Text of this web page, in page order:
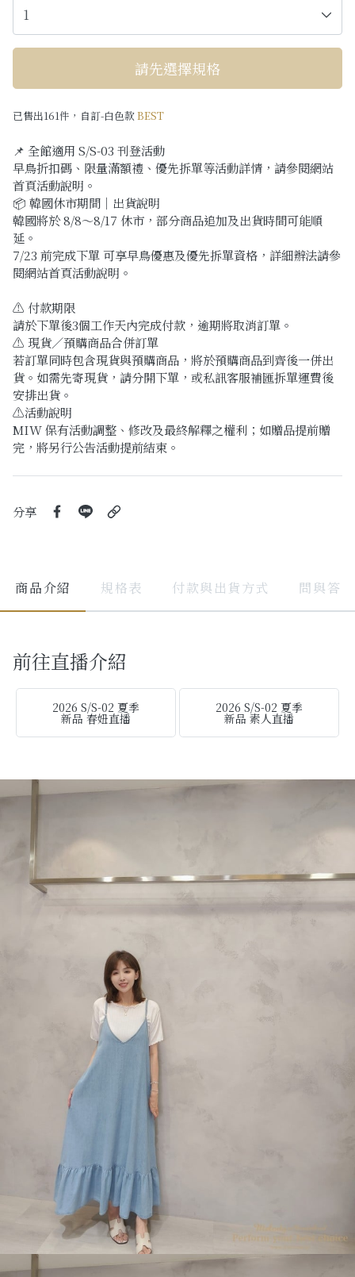
請先選擇規格
已售出161件，自訂-白色款BEST
📌 全館適用 S/S-03 刊登活動
早鳥折扣碼、限量滿額禮、優先拆單等活動詳情，請參閱網站
首頁活動說明。
📦 韓國休市期間｜出貨說明
韓國將於 8/8～8/17 休市，部分商品追加及出貨時間可能順
延。
7/23 前完成下單 可享早鳥優惠及優先拆單資格，詳細辦法請參
閱網站首頁活動說明。
⚠️ 付款期限
請於下單後3個工作天內完成付款，逾期將取消訂單。
⚠️ 現貨／預購商品合併訂單
若訂單同時包含現貨與預購商品，將於預購商品到齊後一併出
貨。如需先寄現貨，請分開下單，或私訊客服補匯拆單運費後
安排出貨。
⚠️活動說明
MIW 保有活動調整、修改及最終解釋之權利；如贈品提前贈
完，將另行公告活動提前結束。
分享
商品介紹 規格表 付款與出貨方式 問與答
前往直播介紹
2026 S/S-02 夏季
新品 春妞直播
2026 S/S-02 夏季
新品 素人直播